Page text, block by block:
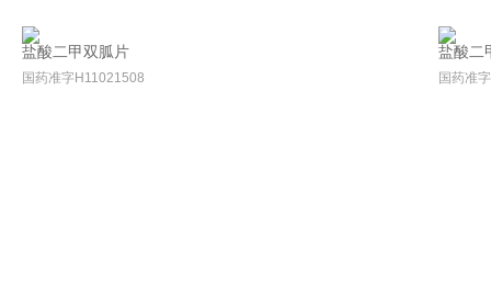
盐酸二甲双胍片
国药准字H11021508
盐酸二
国药准